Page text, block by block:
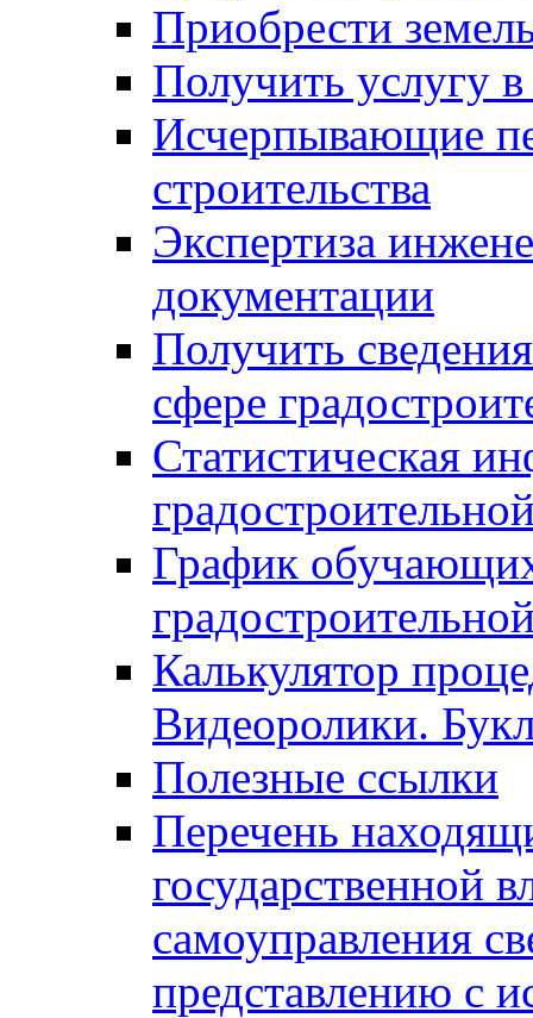
Приобрести
Получить услугу в
Исчерпывающие
строительства
Экспертиза
документации
Получить
сфере
Статистическая
График
Калькулятор
Видеоролики.
Полезные ссылки
Перечень
государственной
самоуправления
представлению с